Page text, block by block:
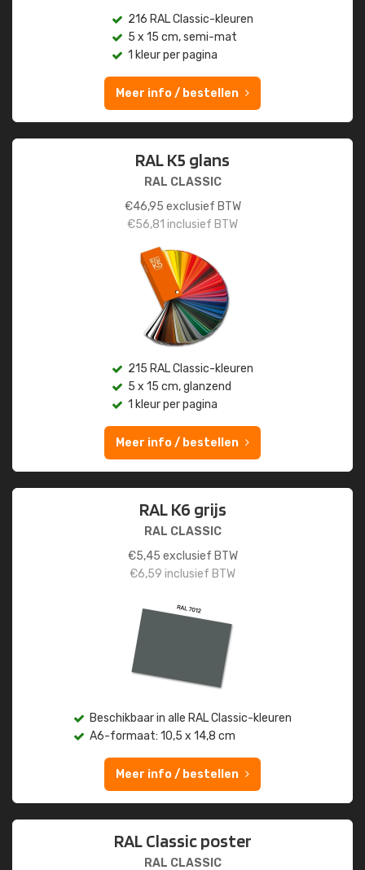
216 RAL Classic-kleuren
5 x 15 cm, semi-mat
1 kleur per pagina
Meer info / bestellen
RAL K5 glans
RAL CLASSIC
€46,95 exclusief BTW
€56,81 inclusief BTW
215 RAL Classic-kleuren
5 x 15 cm, glanzend
1 kleur per pagina
Meer info / bestellen
RAL K6 grijs
RAL CLASSIC
€5,45 exclusief BTW
€6,59 inclusief BTW
Beschikbaar in alle RAL Classic-kleuren
A6-formaat: 10,5 x 14,8 cm
Meer info / bestellen
RAL Classic poster
RAL CLASSIC